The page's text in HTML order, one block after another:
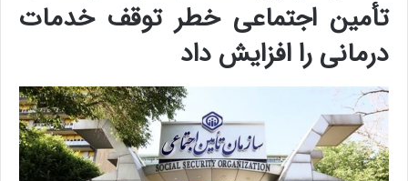
تأمین اجتماعی خطر توقف خدمات
درمانی را افزایش داد